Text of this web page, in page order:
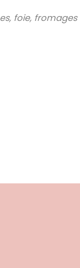
foie, fromages